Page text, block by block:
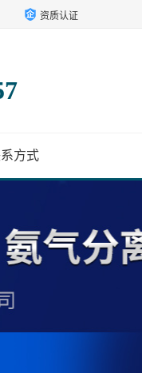
资质认证
方式